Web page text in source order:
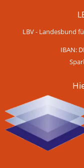
LBV - Landesbund
IBAN: